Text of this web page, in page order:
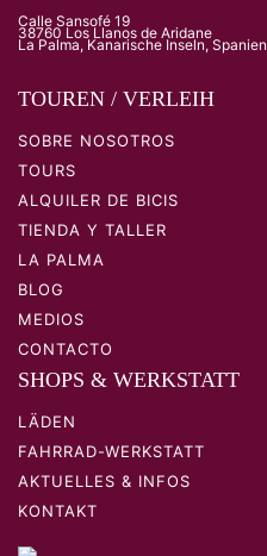
Calle Sansofé 19
38760 Los Llanos de Aridane
La Palma, Kanarische Inseln, Spanien
TOUREN / VERLEIH
SOBRE NOSOTROS
TOURS
ALQUILER DE BICIS
TIENDA Y TALLER
LA PALMA
BLOG
MEDIOS
CONTACTO
SHOPS & WERKSTATT
LÄDEN
FAHRRAD-WERKSTATT
AKTUELLES & INFOS
KONTAKT